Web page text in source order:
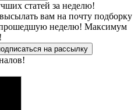
статей за неделю!
вам на почту подборку
прошедшую неделю! Максимум
на рассылку